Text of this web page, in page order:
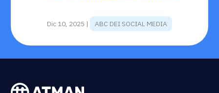
Dic 10, 2025 | ABC DEI SOCIAL MEDIA